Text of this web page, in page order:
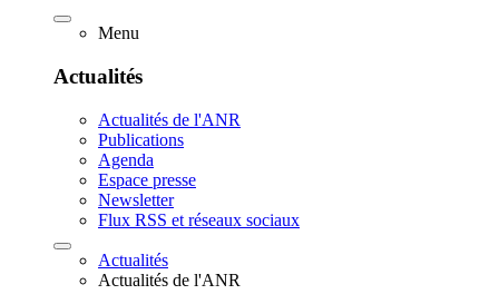
Menu
Actualités
Actualités de l'ANR
Publications
Agenda
Espace presse
Newsletter
Flux RSS et réseaux sociaux
Actualités
Actualités de l'ANR